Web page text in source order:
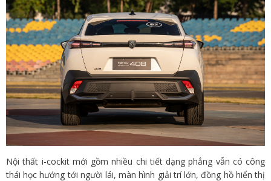
Nội thất i-cockit mới gồm nhiều chi tiết dạng phẳng vẫn có công
thái học hướng tới người lái, màn hình giải trí lớn, đồng hồ hiển thị